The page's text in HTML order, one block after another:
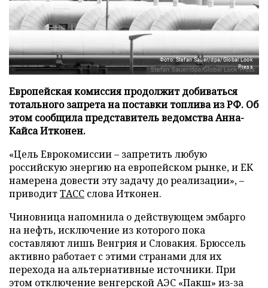
Фото: Stefan Sauer/dpa/Global Look
Press
Европейская комиссия продолжит добиваться
тотального запрета на поставки топлива из РФ. Об
этом сообщила представитель ведомства Анна-
Кайса Итконен.
«Цель Еврокомиссии – запретить любую
российскую энергию на европейском рынке, и ЕК
намерена довести эту задачу до реализации», –
приводитТАСС слова Итконен.
Чиновница напомнила о действующем эмбарго
на нефть, исключение из которого пока
составляют лишь Венгрия и Словакия. Брюссель
активно работает с этими странами для их
перехода на альтернативные источники. При
этом отключение венгерской АЭС «Пакш» из-за